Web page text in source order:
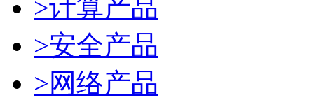
>计算产品
>安全产品
>网络产品